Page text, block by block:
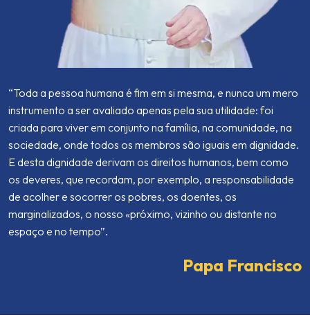
“Toda a pessoa humana é fim em si mesma, e nunca um mero
instrumento a ser avaliado apenas pela sua utilidade: foi
criada para viver em conjunto na família, na comunidade, na
sociedade, onde todos os membros são iguais em dignidade.
E desta dignidade derivam os direitos humanos, bem como
os deveres, que recordam, por exemplo, a responsabilidade
de acolher e socorrer os pobres, os doentes, os
marginalizados, o nosso «próximo, vizinho ou distante no
espaço e no tempo”.
Papa Francisco